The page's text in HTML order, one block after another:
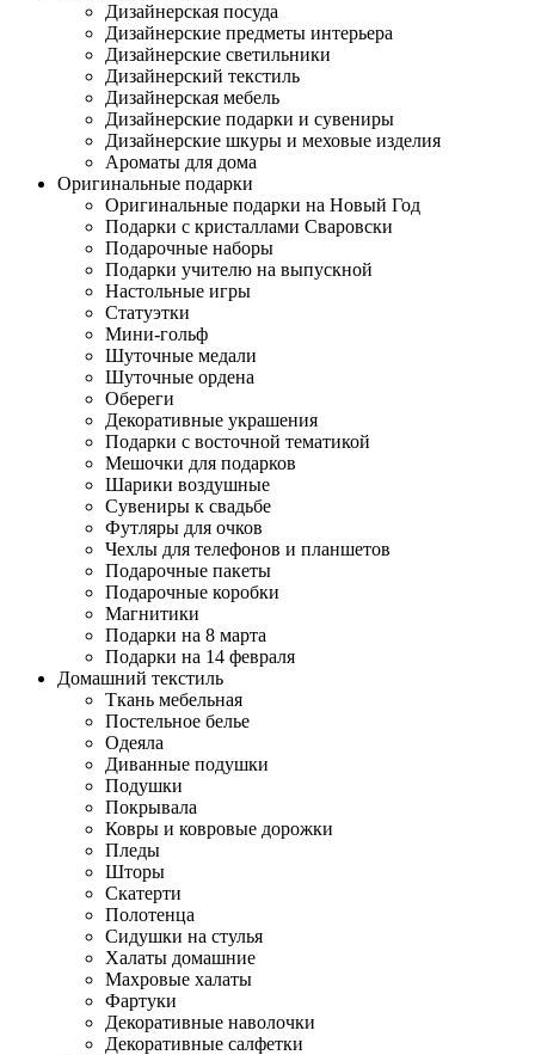
Дизайнерская посуда
Дизайнерские предметы интерьера
Дизайнерские светильники
Дизайнерский текстиль
Дизайнерская мебель
Дизайнерские подарки и сувениры
Дизайнерские шкуры и меховые изделия
Ароматы для дома
Оригинальные подарки
Оригинальные подарки на Новый Год
Подарки с кристаллами Сваровски
Подарочные наборы
Подарки учителю на выпускной
Настольные игры
Статуэтки
Мини-гольф
Шуточные медали
Шуточные ордена
Обереги
Декоративные украшения
Подарки с восточной тематикой
Мешочки для подарков
Шарики воздушные
Сувениры к свадьбе
Футляры для очков
Чехлы для телефонов и планшетов
Подарочные пакеты
Подарочные коробки
Магнитики
Подарки на 8 марта
Подарки на 14 февраля
Домашний текстиль
Ткань мебельная
Постельное белье
Одеяла
Диванные подушки
Подушки
Покрывала
Ковры и ковровые дорожки
Пледы
Шторы
Скатерти
Полотенца
Сидушки на стулья
Халаты домашние
Махровые халаты
Фартуки
Декоративные наволочки
Декоративные салфетки